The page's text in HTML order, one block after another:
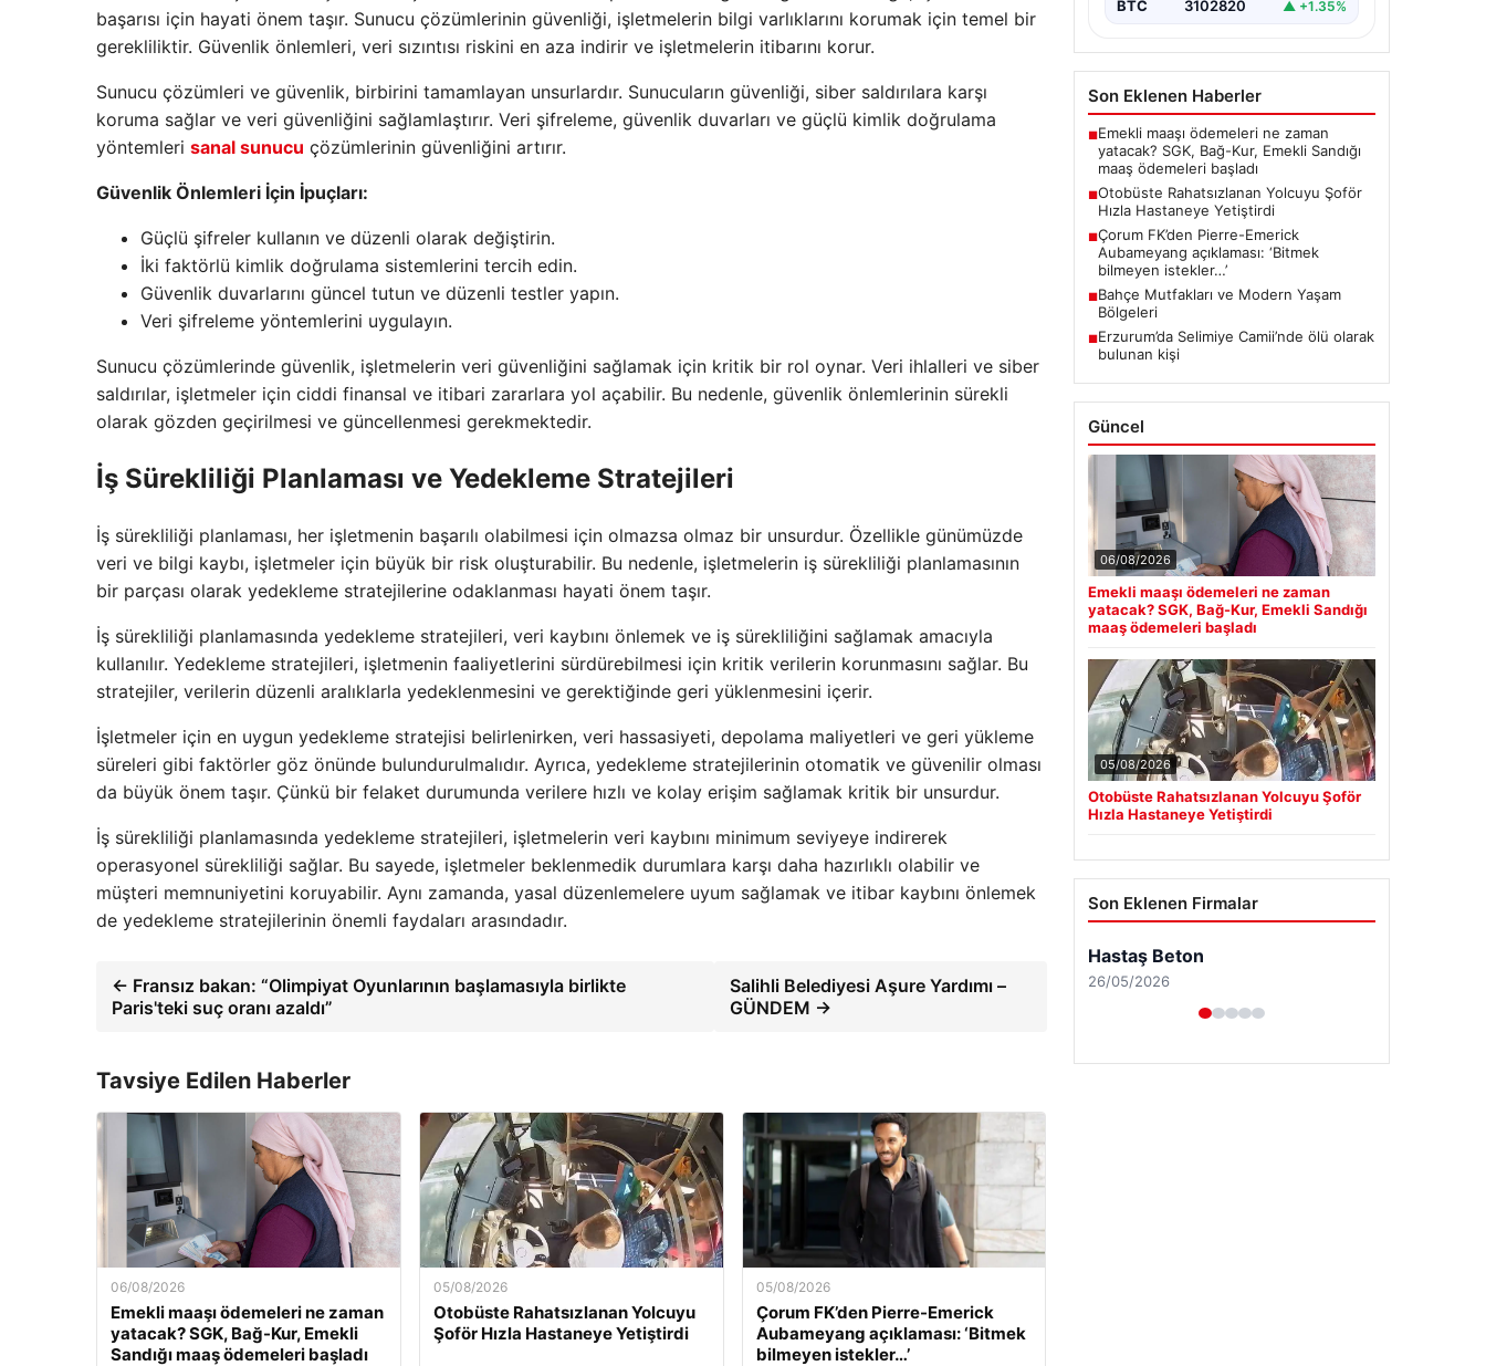
başarısı için hayati önem taşır. Sunucu çözümlerinin güvenliği, işletmelerin bilgi varlıklarını korumak için temel bir
gerekliliktir. Güvenlik önlemleri, veri sızıntısı riskini en aza indirir ve işletmelerin itibarını korur.
Sunucu çözümleri ve güvenlik, birbirini tamamlayan unsurlardır. Sunucuların güvenliği, siber saldırılara karşı
koruma sağlar ve veri güvenliğini sağlamlaştırır. Veri şifreleme, güvenlik duvarları ve güçlü kimlik doğrulama
yöntemleri sanal sunucu çözümlerinin güvenliğini artırır.
Güvenlik Önlemleri İçin İpuçları:
Güçlü şifreler kullanın ve düzenli olarak değiştirin.
İki faktörlü kimlik doğrulama sistemlerini tercih edin.
Güvenlik duvarlarını güncel tutun ve düzenli testler yapın.
Veri şifreleme yöntemlerini uygulayın.
Sunucu çözümlerinde güvenlik, işletmelerin veri güvenliğini sağlamak için kritik bir rol oynar. Veri ihlalleri ve siber
saldırılar, işletmeler için ciddi finansal ve itibari zararlara yol açabilir. Bu nedenle, güvenlik önlemlerinin sürekli
olarak gözden geçirilmesi ve güncellenmesi gerekmektedir.
İş Sürekliliği Planlaması ve Yedekleme Stratejileri
İş sürekliliği planlaması, her işletmenin başarılı olabilmesi için olmazsa olmaz bir unsurdur. Özellikle günümüzde
veri ve bilgi kaybı, işletmeler için büyük bir risk oluşturabilir. Bu nedenle, işletmelerin iş sürekliliği planlamasının
bir parçası olarak yedekleme stratejilerine odaklanması hayati önem taşır.
İş sürekliliği planlamasında yedekleme stratejileri, veri kaybını önlemek ve iş sürekliliğini sağlamak amacıyla
kullanılır. Yedekleme stratejileri, işletmenin faaliyetlerini sürdürebilmesi için kritik verilerin korunmasını sağlar. Bu
stratejiler, verilerin düzenli aralıklarla yedeklenmesini ve gerektiğinde geri yüklenmesini içerir.
İşletmeler için en uygun yedekleme stratejisi belirlenirken, veri hassasiyeti, depolama maliyetleri ve geri yükleme
süreleri gibi faktörler göz önünde bulundurulmalıdır. Ayrıca, yedekleme stratejilerinin otomatik ve güvenilir olması
da büyük önem taşır. Çünkü bir felaket durumunda verilere hızlı ve kolay erişim sağlamak kritik bir unsurdur.
İş sürekliliği planlamasında yedekleme stratejileri, işletmelerin veri kaybını minimum seviyeye indirerek
operasyonel sürekliliği sağlar. Bu sayede, işletmeler beklenmedik durumlara karşı daha hazırlıklı olabilir ve
müşteri memnuniyetini koruyabilir. Aynı zamanda, yasal düzenlemelere uyum sağlamak ve itibar kaybını önlemek
de yedekleme stratejilerinin önemli faydaları arasındadır.
← Fransız bakan: “Olimpiyat Oyunlarının başlamasıyla birlikte
Paris'teki suç oranı azaldı”
Salihli Belediyesi Aşure Yardımı –
GÜNDEM →
Tavsiye Edilen Haberler
06/08/2026
Emekli maaşı ödemeleri ne zaman
yatacak? SGK, Bağ-Kur, Emekli
Sandığı maaş ödemeleri başladı
05/08/2026
Otobüste Rahatsızlanan Yolcuyu
Şoför Hızla Hastaneye Yetiştirdi
05/08/2026
Çorum FK’den Pierre-Emerick
Aubameyang açıklaması: ‘Bitmek
bilmeyen istekler…’
BTC 3102820 ▲ +1.35%
Son Eklenen Haberler
■Emekli maaşı ödemeleri ne zaman
yatacak? SGK, Bağ-Kur, Emekli Sandığı
maaş ödemeleri başladı
■Otobüste Rahatsızlanan Yolcuyu Şoför
Hızla Hastaneye Yetiştirdi
■Çorum FK’den Pierre-Emerick
Aubameyang açıklaması: ‘Bitmek
bilmeyen istekler…’
■Bahçe Mutfakları ve Modern Yaşam
Bölgeleri
■Erzurum’da Selimiye Camii’nde ölü olarak
bulunan kişi
Güncel
06/08/2026
Emekli maaşı ödemeleri ne zaman
yatacak? SGK, Bağ-Kur, Emekli Sandığı
maaş ödemeleri başladı
05/08/2026
Otobüste Rahatsızlanan Yolcuyu Şoför
Hızla Hastaneye Yetiştirdi
Son Eklenen Firmalar